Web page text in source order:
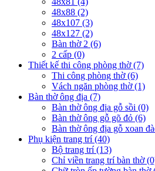
48x88 (2)
48x107 (3)
48x127 (2)
Bàn thờ 2 (6)
2 cấp (0)
Thiết kế thi công phòng thờ (7)
Thi công phòng thờ (6)
Vách ngăn phòng thờ (1)
Bàn thờ ông địa (7)
Bàn thờ ông địa gỗ sồi (0)
Bàn thờ ông gỗ gõ đỏ (6)
Bàn thờ ông địa gỗ xoan
Phụ kiện trang trí (40)
Bộ trang trí (13)
Chỉ viền trang trí bàn thờ